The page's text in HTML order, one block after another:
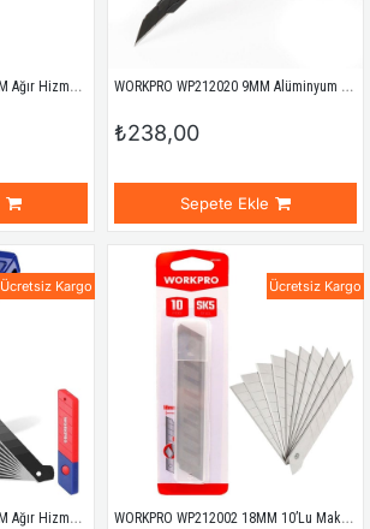
WORKPRO WP212015 18MM Ağır Hizmet Alüminyum Kasa Maket Bıçağı WORKPRO WP212020 9MM Alüminyum Kasa Cep Askılı Maket Bıçağı (KIRMIZI)
₺238,00
Sepete Ekle
WORKPRO WP212022 18MM Ağır Hizmet Alüminyum Kasa Maket Bıçağı + 10 Adet Yedek Bıçak
Ücretsiz Kargo
WORKPRO WP212002 18MM 10’Lu Maket Bıçağı Yedeği
Ücretsiz Kargo